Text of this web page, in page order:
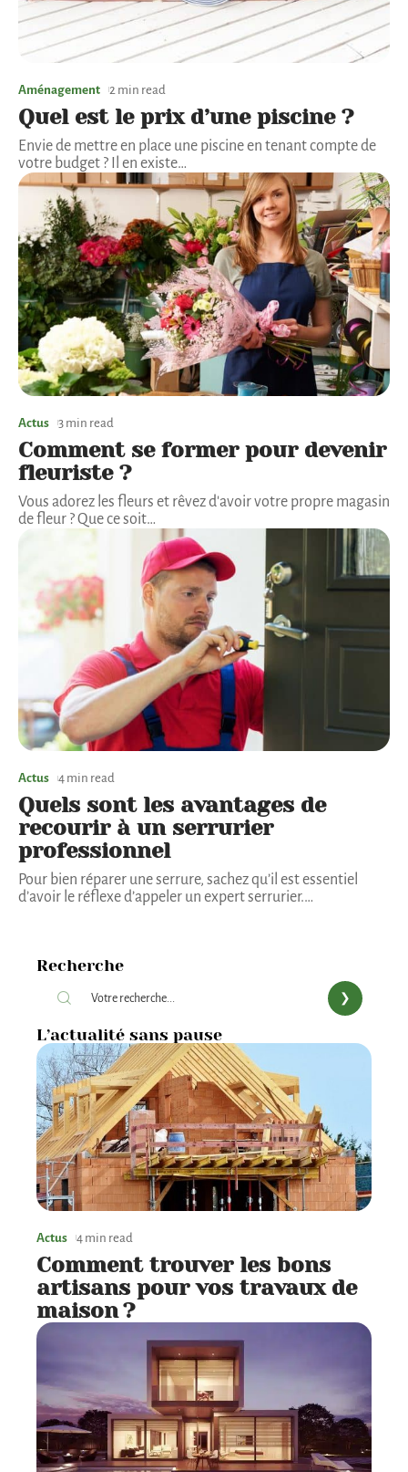
Aménagement 2 min read
Quel est le prix d’une piscine ?
Envie de mettre en place une piscine en tenant compte de
votre budget ? Il en existe…
Actus 3 min read
Comment se former pour devenir
fleuriste ?
Vous adorez les fleurs et rêvez d'avoir votre propre magasin
de fleur ? Que ce soit…
Actus 4 min read
Quels sont les avantages de
recourir à un serrurier
professionnel
Pour bien réparer une serrure, sachez qu’il est essentiel
d’avoir le réflexe d’appeler un expert serrurier.…
Recherche
L’actualité sans pause
Actus 4 min read
Comment trouver les bons
artisans pour vos travaux de
maison ?